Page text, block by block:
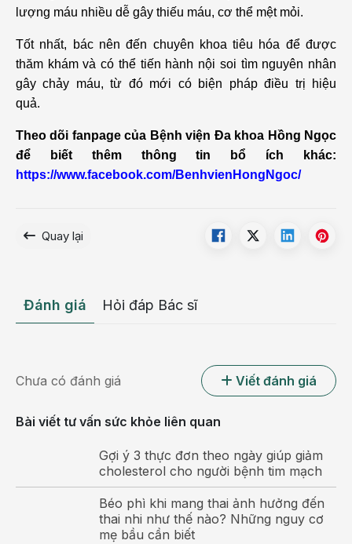
lượng máu nhiều dễ gây thiếu máu, cơ thể mệt mỏi.
Tốt nhất, bác nên đến chuyên khoa tiêu hóa để được
thăm khám và có thể tiến hành nội soi tìm nguyên nhân
gây chảy máu, từ đó mới có biện pháp điều trị hiệu
quả.
Theo dõi fanpage của Bệnh viện Đa khoa Hồng Ngọc
để biết thêm thông tin bổ ích khác:
https://www.facebook.com/BenhvienHongNgoc/
Quay lại
Đánh giá Hỏi đáp Bác sĩ
Chưa có đánh giá Viết đánh giá
Bài viết tư vấn sức khỏe liên quan
Gợi ý 3 thực đơn theo ngày giúp giảm
cholesterol cho người bệnh tim mạch
Béo phì khi mang thai ảnh hưởng đến
thai nhi như thế nào? Những nguy cơ
mẹ bầu cần biết